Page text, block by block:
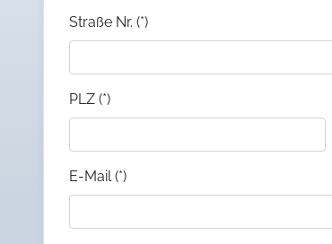
Straße Nr. (*)
PLZ (*)
E-Mail (*)